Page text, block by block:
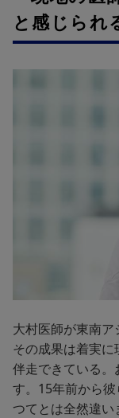
と感じられ
大村医師が東南ア
その成果は着実
伴走できている。
す。15年前から
つてとは全然違